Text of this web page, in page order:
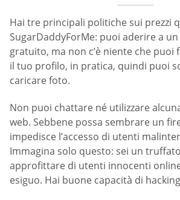
Hai tre principali politiche sui prezzi
SugarDaddyForMe: puoi aderire a
gratuito, ma non c’è niente che puoi
il tuo profilo, in pratica, quindi puoi
caricare foto.
Non puoi chattare né utilizzare
web. Sebbene possa sembrare un
impedisce l’accesso di utenti
Immagina solo questo: sei un
approfittare di utenti innocenti
esiguo. Hai buone capacità di